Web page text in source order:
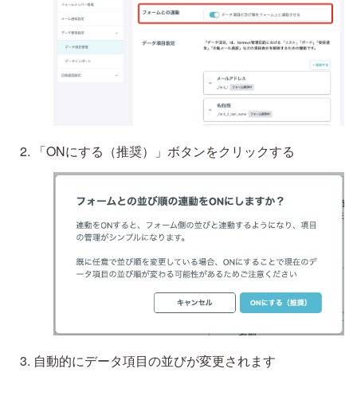
「ONにする（推奨）」ボタンをクリックする
自動的にデータ項目の並びが変更されます